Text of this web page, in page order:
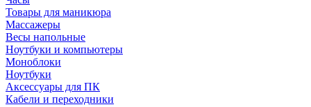
Товары для маникюра
Массажеры
Весы напольные
Ноутбуки и компьютеры
Моноблоки
Ноутбуки
Аксессуары для ПК
Кабели и переходники